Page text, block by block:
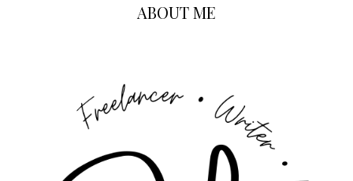
ABOUT ME